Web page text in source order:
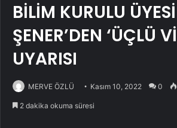
BİLİM KURULU ÜYESİ
ŞENER’DEN ‘ÜÇLÜ
UYARISI
MERVE ÖZLÜ Kasım 10, 2022 0
2 dakika okuma süresi